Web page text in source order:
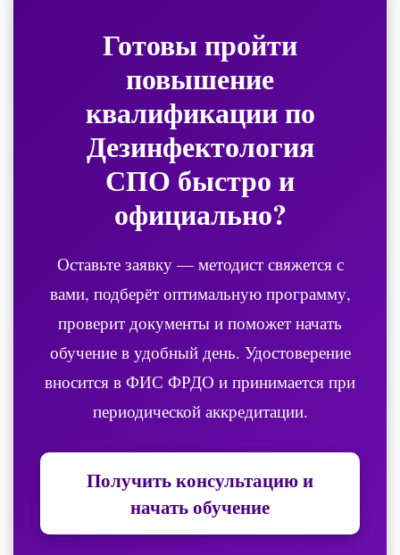
Готовы пройти
повышение
квалификации по
Дезинфектология
СПО быстро и
официально?
Оставьте заявку — методист свяжется с
вами, подберёт оптимальную программу,
проверит документы и поможет начать
обучение в удобный день. Удостоверение
вносится в ФИС ФРДО и принимается при
периодической аккредитации.
Получить консультацию и
начать обучение